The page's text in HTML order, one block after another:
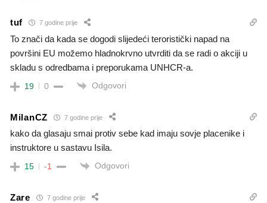
tuf 7 godine prije
To znači da kada se dogodi slijedeći teroristički napad na
površini EU možemo hladnokrvno utvrditi da se radi o akciji u
skladu s odredbama i preporukama UNHCR-a.
19 0 Odgovori
MilanCZ 7 godine prije
kako da glasaju smai protiv sebe kad imaju sovje placenike i
instruktore u sastavu Isila.
15 -1 Odgovori
Zare 7 godine prije